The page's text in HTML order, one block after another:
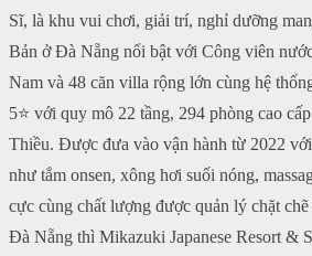
Sĩ, là khu vui chơi, giải trí, nghỉ dưỡng
Bản ở Đà Nẵng nổi bật với Công viên
Nam và 48 căn villa rộng lớn cùng hệ
5⭐ với quy mô 22 tầng, 294 phòng cao
Thiều. Được đưa vào vận hành từ 2022
như tắm onsen, xông hơi suối nóng,
cực cùng chất lượng được quản lý chặt
Đà Nẵng thì Mikazuki Japanese Resort &